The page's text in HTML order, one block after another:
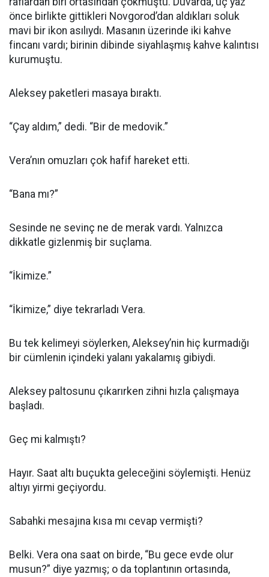
önce birlikte gittikleri Novgorod’dan aldıkları soluk
mavi bir ikon asılıydı. Masanın üzerinde iki kahve
fincanı vardı; birinin dibinde siyahlaşmış kahve kalıntısı
kurumuştu.
Aleksey paketleri masaya bıraktı.
“Çay aldım,” dedi. “Bir de medovik.”
Vera’nın omuzları çok hafif hareket etti.
“Bana mı?”
Sesinde ne sevinç ne de merak vardı. Yalnızca
dikkatle gizlenmiş bir suçlama.
“İkimize.”
“İkimize,” diye tekrarladı Vera.
Bu tek kelimeyi söylerken, Aleksey’nin hiç kurmadığı
bir cümlenin içindeki yalanı yakalamış gibiydi.
Aleksey paltosunu çıkarırken zihni hızla çalışmaya
başladı.
Geç mi kalmıştı?
Hayır. Saat altı buçukta geleceğini söylemişti. Henüz
altıyı yirmi geçiyordu.
Sabahki mesajına kısa mı cevap vermişti?
Belki. Vera ona saat on birde, “Bu gece evde olur
musun?” diye yazmış; o da toplantının ortasında,